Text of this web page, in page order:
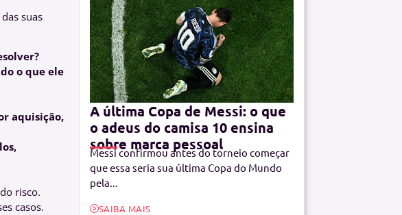
suas
o que ele
aquisição,
risco.
casos.
A última Copa de Messi: o que
o adeus do camisa 10 ensina
sobre marca pessoal
Messi confirmou antes do torneio começar
que essa seria sua última Copa do Mundo
pela...
SAIBA MAIS